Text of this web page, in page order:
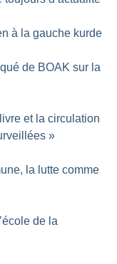
à la gauche kurde
de BOAK sur la
et la circulation
»
la lutte comme
de la